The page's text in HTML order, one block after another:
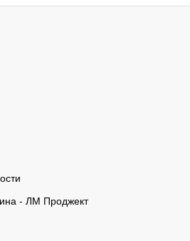
- ЛМ Проджект